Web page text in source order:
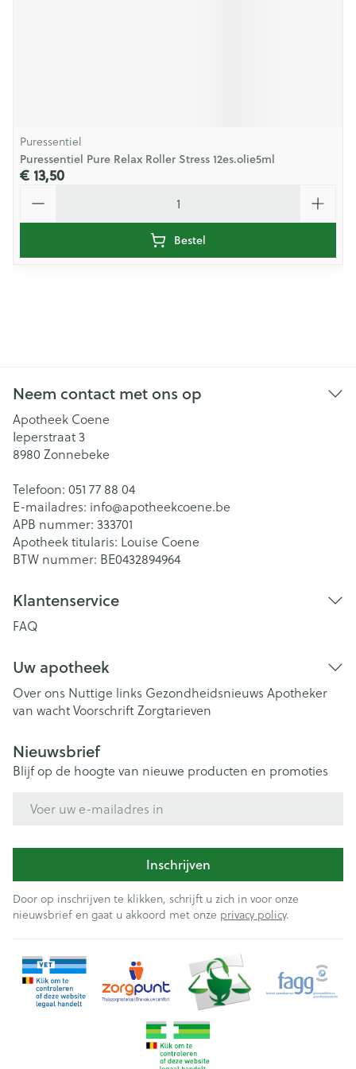
Puressentiel
Puressentiel Pure Relax Roller Stress 12es.olie5ml
€ 13,50
Bestel
Neem contact met ons op
Apotheek Coene
Ieperstraat 3
8980 Zonnebeke
Telefoon: 051 77 88 04
E-mailadres: info@apotheekcoene.be
APB nummer: 333701
Apotheek titularis: Louise Coene
BTW nummer: BE0432894964
Klantenservice
FAQ
Uw apotheek
Over ons Nuttige links Gezondheidsnieuws Apotheker
van wachtVoorschriftZorgtarieven
Nieuwsbrief
Blijf op de hoogte van nieuwe producten en promoties
Inschrijven
Door op inschrijven te klikken, schrijft u zich in voor onze
nieuwsbrief en gaat u akkoord met onze privacy policy.